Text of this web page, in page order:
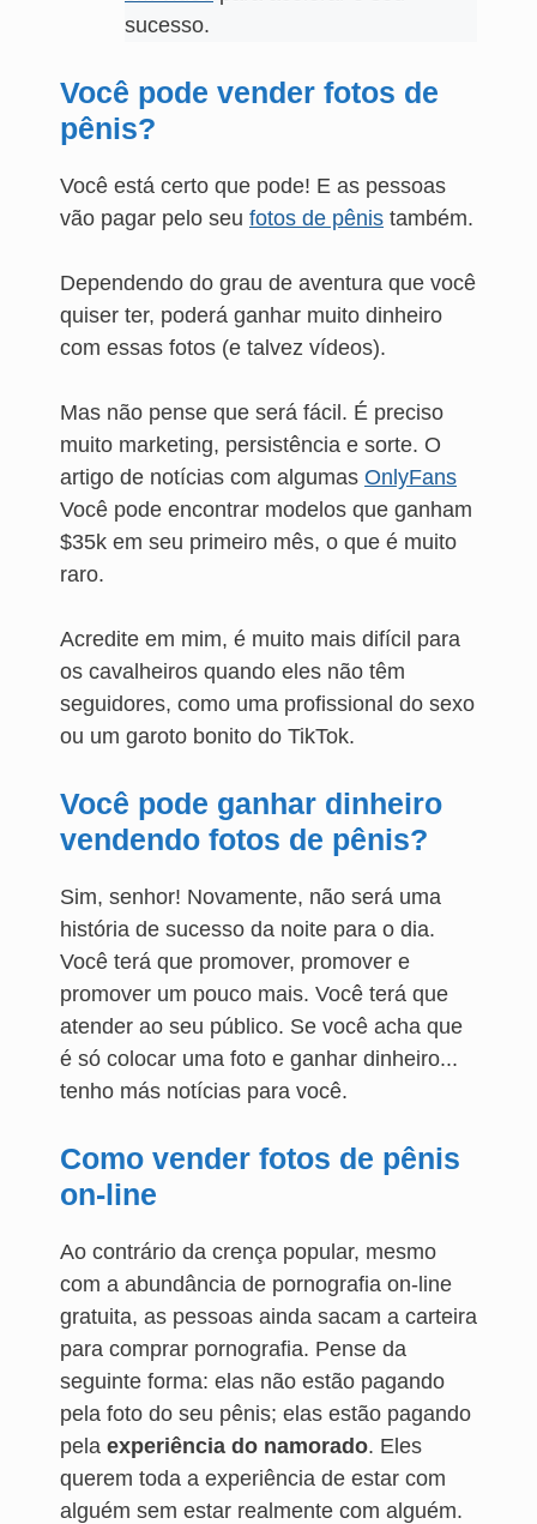
sucesso.
Você pode vender fotos de
pênis?
Você está certo que pode! E as pessoas
vão pagar pelo seu fotos de pênis também.
Dependendo do grau de aventura que você
quiser ter, poderá ganhar muito dinheiro
com essas fotos (e talvez vídeos).
Mas não pense que será fácil. É preciso
muito marketing, persistência e sorte. O
artigo de notícias com algumas OnlyFans
Você pode encontrar modelos que ganham
$35k em seu primeiro mês, o que é muito
raro.
Acredite em mim, é muito mais difícil para
os cavalheiros quando eles não têm
seguidores, como uma profissional do sexo
ou um garoto bonito do TikTok.
Você pode ganhar dinheiro
vendendo fotos de pênis?
Sim, senhor! Novamente, não será uma
história de sucesso da noite para o dia.
Você terá que promover, promover e
promover um pouco mais. Você terá que
atender ao seu público. Se você acha que
é só colocar uma foto e ganhar dinheiro...
tenho más notícias para você.
Como vender fotos de pênis
on-line
Ao contrário da crença popular, mesmo
com a abundância de pornografia on-line
gratuita, as pessoas ainda sacam a carteira
para comprar pornografia. Pense da
seguinte forma: elas não estão pagando
pela foto do seu pênis; elas estão pagando
pela experiência do namorado. Eles
querem toda a experiência de estar com
alguém sem estar realmente com alguém.